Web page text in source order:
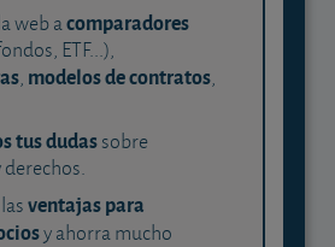
web acomparadores
ETF...),
, modelos de contratos,
tus dudassobre
ventajas para
y ahorra mucho